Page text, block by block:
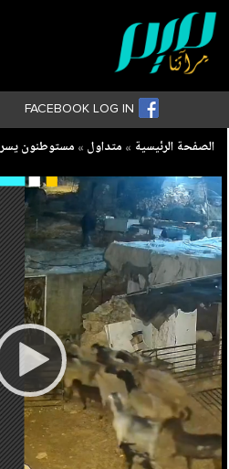
FACEBOOK LOG IN
Breadcrumb
الصفحة الرئيسية متداول مستوطنون